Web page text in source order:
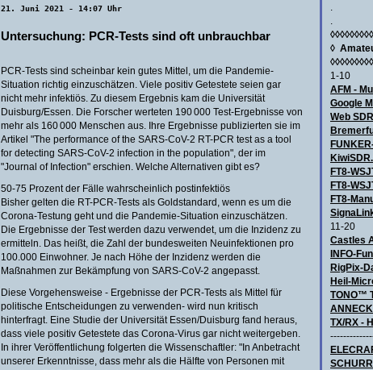
.
.
◊
1-10
AFM -
Google
Web
FT8-
FT8-
FT8-
11-20
Castles
INFO-
RigPix-
Heil-
TONO™
TX/RX -
21. Juni 2021 - 14:07 Uhr
Untersuchung: PCR-Tests sind oft unbrauchbar
PCR-Tests sind scheinbar kein gutes Mittel, um die Pandemie-
Situation richtig einzuschätzen. Viele positiv Getestete seien gar
nicht mehr infektiös. Zu diesem Ergebnis kam die Universität
Duisburg/Essen. Die Forscher werteten 190 000 Test-Ergebnisse von
mehr als 160 000 Menschen aus. Ihre Ergebnisse publizierten sie im
Artikel "The performance of the SARS-CoV-2 RT-PCR test as a tool
for detecting SARS-CoV-2 infection in the population", der im
"Journal of Infection" erschien. Welche Alternativen gibt es?
50-75 Prozent der Fälle wahrscheinlich postinfektiös
Bisher gelten die RT-PCR-Tests als Goldstandard, wenn es um die
Corona-Testung geht und die Pandemie-Situation einzuschätzen.
Die Ergebnisse der Test werden dazu verwendet, um die Inzidenz zu
ermitteln. Das heißt, die Zahl der bundesweiten Neuinfektionen pro
100.000 Einwohner. Je nach Höhe der Inzidenz werden die
Maßnahmen zur Bekämpfung von SARS-CoV-2 angepasst.
Diese Vorgehensweise - Ergebnisse der PCR-Tests als Mittel für
politische Entscheidungen zu verwenden- wird nun kritisch
hinterfragt. Eine Studie der Universität Essen/Duisburg fand heraus,
dass viele positiv Getestete das Corona-Virus gar nicht weitergeben.
In ihrer Veröffentlichung folgerten die Wissenschaftler: "In Anbetracht
unserer Erkenntnisse, dass mehr als die Hälfte von Personen mit